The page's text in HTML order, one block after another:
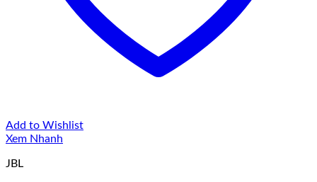
Add to Wishlist
Xem Nhanh
JBL